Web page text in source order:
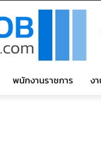
พนักงานราชการ ง